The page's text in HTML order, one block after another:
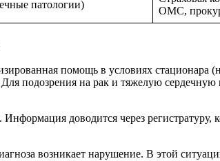
патологии)
ОМС,
помощь в условиях стационара
подозрения на рак и тяжелую сердечную
доводится через регистратуру,
возникает нарушение. В этой